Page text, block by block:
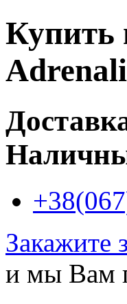
Купить
Закажите
и мы Вам